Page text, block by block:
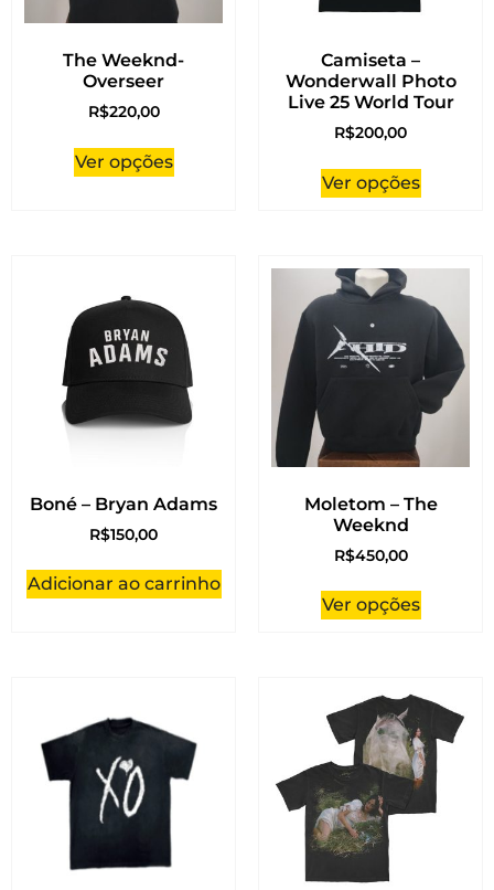
The Weeknd-
Overseer
R$220,00
Ver opções
Camiseta –
Wonderwall Photo
Live 25 World Tour
R$200,00
Ver opções
Boné – Bryan Adams
R$150,00
Adicionar ao carrinho
Moletom – The
Weeknd
R$450,00
Ver opções